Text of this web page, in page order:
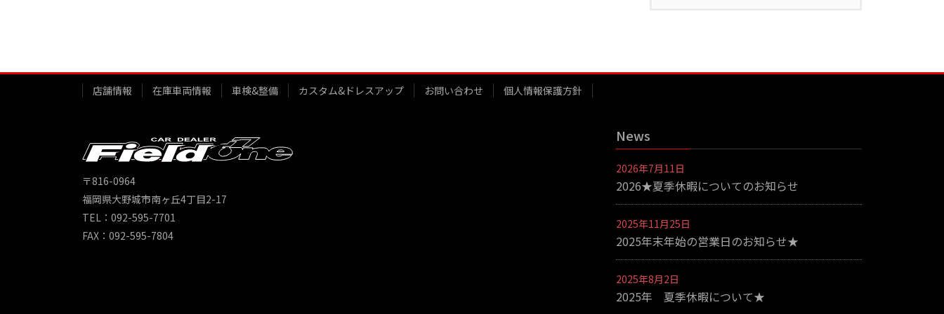
店舗情報 在庫車両情報 車検&整備 カスタム&ドレスアップ お問い合わせ 個人情報保護方針
〒816-0964
福岡県大野城市南ヶ丘4丁目2-17
TEL：092-595-7701
FAX：092-595-7804
News
2026年7月11日
2026★夏季休暇についてのお知らせ
2025年11月25日
2025年末年始の営業日のお知らせ★
2025年8月2日
2025年 夏季休暇について★